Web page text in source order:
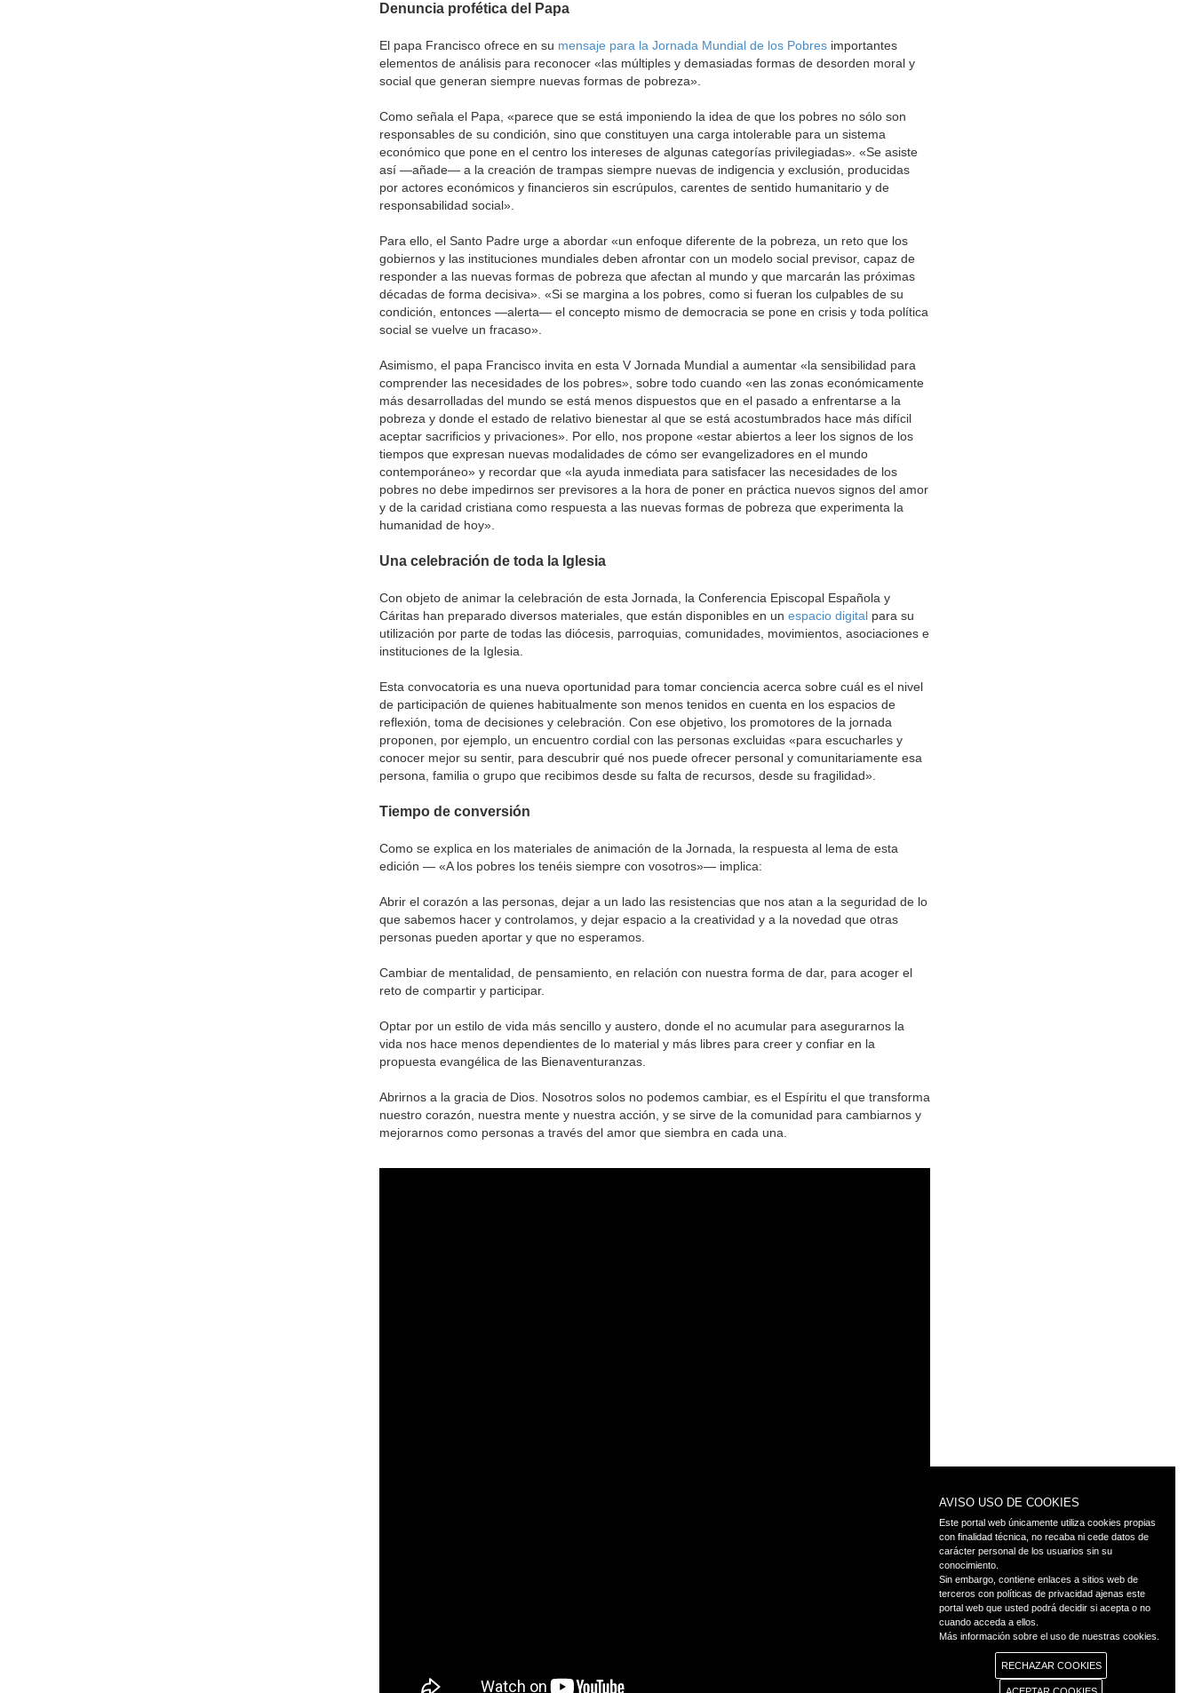
Denuncia profética del Papa
El papa Francisco ofrece en su mensaje para la Jornada Mundial de los Pobresimportantes
elementos de análisis para reconocer «las múltiples y demasiadas formas de desorden moral y
social que generan siempre nuevas formas de pobreza».
Como señala el Papa, «parece que se está imponiendo la idea de que los pobres no sólo son
responsables de su condición, sino que constituyen una carga intolerable para un sistema
económico que pone en el centro los intereses de algunas categorías privilegiadas». «Se asiste
así —añade— a la creación de trampas siempre nuevas de indigencia y exclusión, producidas
por actores económicos y financieros sin escrúpulos, carentes de sentido humanitario y de
responsabilidad social».
Para ello, el Santo Padre urge a abordar «un enfoque diferente de la pobreza, un reto que los
gobiernos y las instituciones mundiales deben afrontar con un modelo social previsor, capaz de
responder a las nuevas formas de pobreza que afectan al mundo y que marcarán las próximas
décadas de forma decisiva». «Si se margina a los pobres, como si fueran los culpables de su
condición, entonces —alerta— el concepto mismo de democracia se pone en crisis y toda política
social se vuelve un fracaso».
Asimismo, el papa Francisco invita en esta V Jornada Mundial a aumentar «la sensibilidad para
comprender las necesidades de los pobres», sobre todo cuando «en las zonas económicamente
más desarrolladas del mundo se está menos dispuestos que en el pasado a enfrentarse a la
pobreza y donde el estado de relativo bienestar al que se está acostumbrados hace más difícil
aceptar sacrificios y privaciones». Por ello, nos propone «estar abiertos a leer los signos de los
tiempos que expresan nuevas modalidades de cómo ser evangelizadores en el mundo
contemporáneo» y recordar que «la ayuda inmediata para satisfacer las necesidades de los
pobres no debe impedirnos ser previsores a la hora de poner en práctica nuevos signos del amor
y de la caridad cristiana como respuesta a las nuevas formas de pobreza que experimenta la
humanidad de hoy».
Una celebración de toda la Iglesia
Con objeto de animar la celebración de esta Jornada, la Conferencia Episcopal Española y
Cáritas han preparado diversos materiales, que están disponibles en un espacio digitalpara su
utilización por parte de todas las diócesis, parroquias, comunidades, movimientos, asociaciones e
instituciones de la Iglesia.
Esta convocatoria es una nueva oportunidad para tomar conciencia acerca sobre cuál es el nivel
de participación de quienes habitualmente son menos tenidos en cuenta en los espacios de
reflexión, toma de decisiones y celebración. Con ese objetivo, los promotores de la jornada
proponen, por ejemplo, un encuentro cordial con las personas excluidas «para escucharles y
conocer mejor su sentir, para descubrir qué nos puede ofrecer personal y comunitariamente esa
persona, familia o grupo que recibimos desde su falta de recursos, desde su fragilidad».
Tiempo de conversión
Como se explica en los materiales de animación de la Jornada, la respuesta al lema de esta
edición — «A los pobres los tenéis siempre con vosotros»— implica:
Abrir el corazón a las personas, dejar a un lado las resistencias que nos atan a la seguridad de lo
que sabemos hacer y controlamos, y dejar espacio a la creatividad y a la novedad que otras
personas pueden aportar y que no esperamos.
Cambiar de mentalidad, de pensamiento, en relación con nuestra forma de dar, para acoger el
reto de compartir y participar.
Optar por un estilo de vida más sencillo y austero, donde el no acumular para asegurarnos la
vida nos hace menos dependientes de lo material y más libres para creer y confiar en la
propuesta evangélica de las Bienaventuranzas.
Abrirnos a la gracia de Dios. Nosotros solos no podemos cambiar, es el Espíritu el que transforma
nuestro corazón, nuestra mente y nuestra acción, y se sirve de la comunidad para cambiarnos y
mejorarnos como personas a través del amor que siembra en cada una.
AVISO USO DE COOKIES
Este portal web únicamente utiliza cookies propias
con finalidad técnica, no recaba ni cede datos de
carácter personal de los usuarios sin su
conocimiento.
Sin embargo, contiene enlaces a sitios web de
terceros con políticas de privacidad ajenas este
portal web que usted podrá decidir si acepta o no
cuando acceda a ellos.
Más información sobre el uso de nuestras cookies.
RECHAZAR COOKIES